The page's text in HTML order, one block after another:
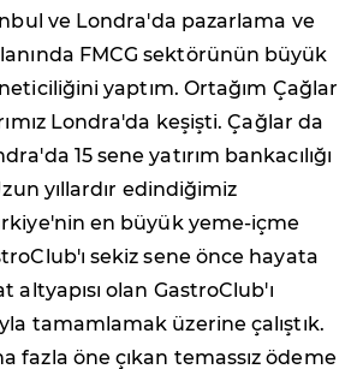
ve Londra'da pazarlama ve
FMCG sektörünün büyük
yaptım. Ortağım Çağlar
Londra'da keşişti. Çağlar da
15 sene yatırım bankacılığı
yıllardır edindiğimiz
en büyük yeme-içme
sekiz sene önce hayata
altyapısı olan GastroClub'ı
tamamlamak üzerine çalıştık.
fazla öne çıkan temassız ödeme